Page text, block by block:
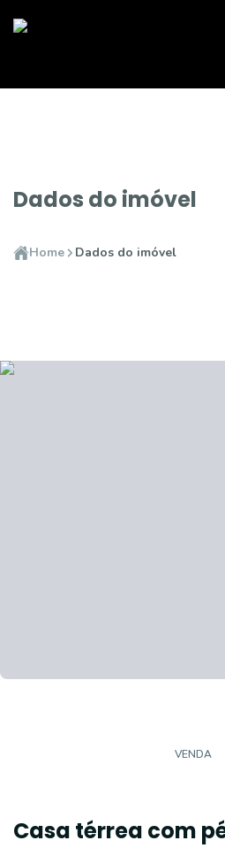
Dados do imóvel
Home Dados do imóvel
VENDA
Casa térrea com